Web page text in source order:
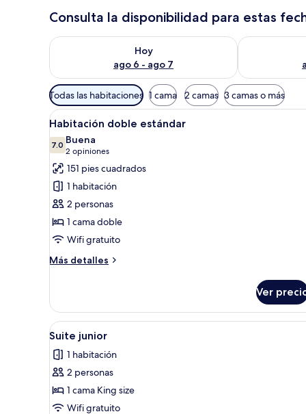
Consulta la disponibilidad para estas
Hoy
ago 6 - ago 7
Consulta la disponibilidad para hoy ago 6 - ago 7
Consulta la
Filtros
disponibles
para
las
habitaciones
Todas las habitaciones 1 cama 2 camas 3 camas o más
Abrir
todas
las
fotos
de
Habitación
doble
estándar
Una habitación de hotel con
7
Habitación doble estándar
7.07.0 de 10
Buena
2 opiniones
(2
opiniones)
151 pies cuadrados
1 habitación
2 personas
1 cama doble
Wifi gratuito
Más detalles
Más
doble
estándar
Ver
Abrir
todas
las
fotos
de
Suite
Un dormitorio con cama,
18
Suite junior
1 habitación
2 personas
1 cama King size
Wifi gratuito